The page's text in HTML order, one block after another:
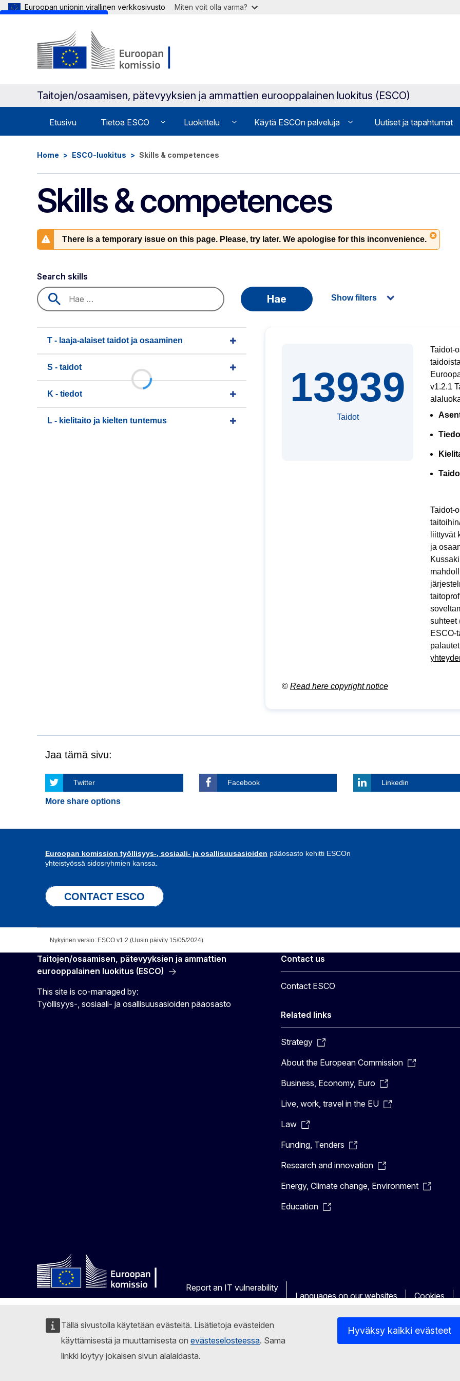
Euroopan unionin virallinen verkkosivusto Miten voit olla varma?
Tällä sivustolla käytetään evästeitä. Lisätietoja evästeiden
käyttämisestä ja muuttamisesta on evästeselosteessa. Sama
linkki löytyy jokaisen sivun alalaidasta.
Hyväksy kaikki evästeet
Taitojen/osaamisen, pätevyyksien ja ammattien eurooppalainen luokitus (ESCO)
Etusivu Tietoa ESCO Luokittelu Käytä ESCOn palveluja Uutiset ja tapahtumat
Home ESCO-luokitus Skills & competences
Skills & competences
There is a temporary issue on this page. Please, try later. We apologise for this inconvenience.
Search skills
Hae Show filters
T - laaja-alaiset taidot ja osaaminen
S - taidot
K - tiedot
L - kielitaito ja kielten tuntemus
13939
Taidot
Taidot-
v1.2.1
Taidot-
liittyvät
ja
suhteet
ESCO-
© Read here copyright notice
Jaa tämä sivu:
Twitter Facebook Linkedin
More share options
Euroopan komission työllisyys-, sosiaali- ja osallisuusasioiden pääosasto kehitti ESCOn
yhteistyössä sidosryhmien kanssa.
CONTACT ESCO
Nykyinen versio: ESCO v1.2 (Uusin päivity 15/05/2024)
Taitojen/osaamisen, pätevyyksien ja ammattien
eurooppalainen luokitus (ESCO)
This site is co-managed by:
Työllisyys-, sosiaali- ja osallisuusasioiden pääosasto
Contact us
Contact ESCO
Related links
Strategy
About the European Commission
Business, Economy, Euro
Live, work, travel in the EU
Law
Funding, Tenders
Research and innovation
Energy, Climate change, Environment
Education
Report an IT vulnerability
Languages on our websites
Cookies